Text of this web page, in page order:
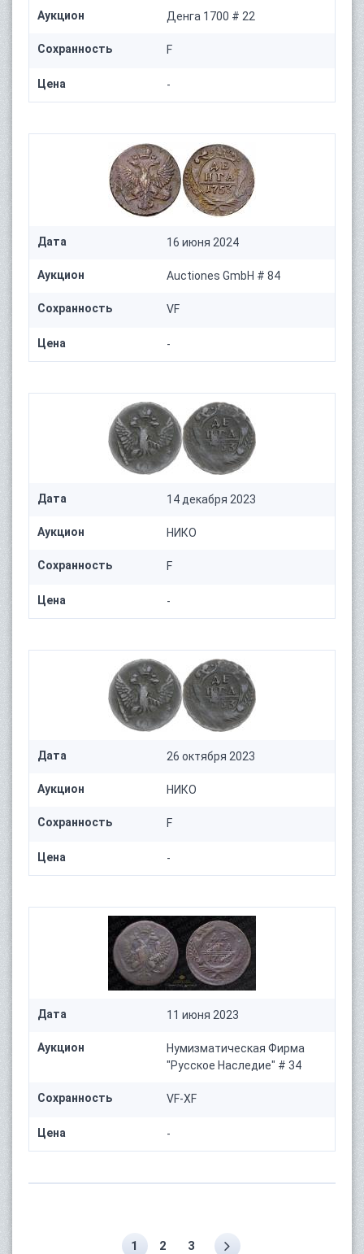
Аукцион Денга 1700 # 22
Сохранность F
Цена -
Дата 16 июня 2024
Аукцион Auctiones GmbH # 84
Сохранность VF
Цена -
Дата 14 декабря 2023
Аукцион НИКО
Сохранность F
Цена -
Дата 26 октября 2023
Аукцион НИКО
Сохранность F
Цена -
Дата 11 июня 2023
Аукцион
Нумизматическая Фирма
"Русское Наследие" # 34
Сохранность VF-XF
Цена -
1 2 3